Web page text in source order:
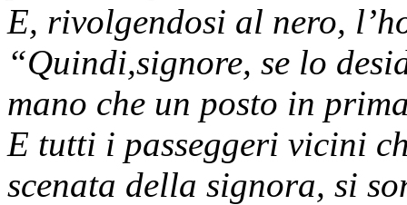
E, rivolgendosi al nero,
“Quindi,signore, se lo
mano che un posto in
E tutti i passeggeri vicini
scenata della signora, si